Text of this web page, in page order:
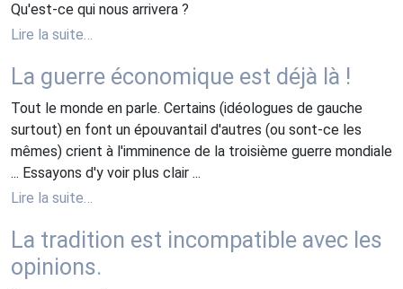
Qu'est-ce qui nous arrivera ?
Lire la suite…
La guerre économique est déjà là !
Tout le monde en parle. Certains (idéologues de gauche
surtout) en font un épouvantail d'autres (ou sont-ce les
mêmes) crient à l'imminence de la troisième guerre mondiale
... Essayons d'y voir plus clair ...
Lire la suite…
La tradition est incompatible avec les
opinions.